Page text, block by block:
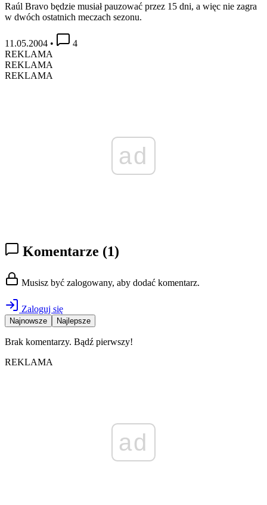
Raúl Bravo będzie musiał pauzować przez 15 dni, a więc nie zagra
w dwóch ostatnich meczach sezonu.
11.05.2004 •
4
REKLAMA
REKLAMA
REKLAMA
ad
Komentarze (1)
Musisz być zalogowany, aby dodać komentarz.
Zaloguj się
Najnowsze Najlepsze
Brak komentarzy. Bądź pierwszy!
REKLAMA
ad